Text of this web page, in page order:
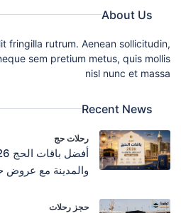
About Us
fringilla rutrum. Aenean sollicitudin,
sem pretium metus, quis mollis
nisl nunc et massa
Recent News
رحلات حج
والمدينة مع عروض
حجز رحلات